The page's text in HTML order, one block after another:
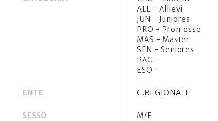
ALL - Allievi
JUN - Juniores
PRO - Promesse
MAS - Master
SEN - Seniores
RAG -
ESO -
ENTE C.REGIONALE
SESSO M/F